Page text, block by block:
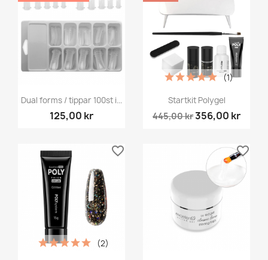
Dual forms / tippar 100st i...
125,00 kr
Startkit Polygel
445,00 kr356,00 kr
(1)
(2)
favorite_border favorite_border